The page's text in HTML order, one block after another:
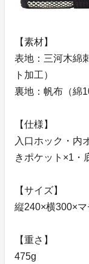
【素材】
表地：三河木綿
ト加工）
裏地：帆布（綿
【仕様】
入口ホック・内
きポケット×1・
【サイズ】
縦240×横300×
【重さ】
475g